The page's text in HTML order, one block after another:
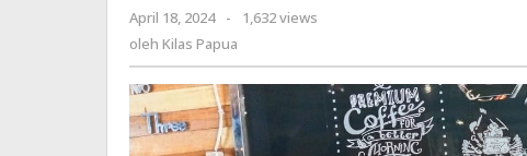
OAP
Kepala
Dan
April 18, 2024
oleh
Kilas
-
1,632 views
oleh Kilas Papua